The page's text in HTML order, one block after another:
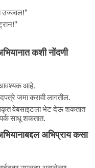
उज्ज्वल!"
कशी नोंदणी
आवश्यक आहे.
जमा करावी लागतील.
वेबसाइटला भेट देऊ शकतात
साधू शकतात.
अभिप्राय कसा